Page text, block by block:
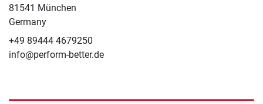
81541 München
Germany
+49 89444 4679250
info@perform-better.de